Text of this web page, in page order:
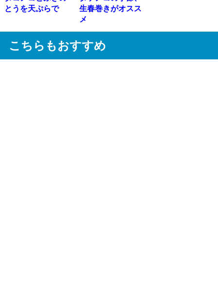
とうを天ぷらで
生春巻きがオスス
メ
こちらもおすすめ